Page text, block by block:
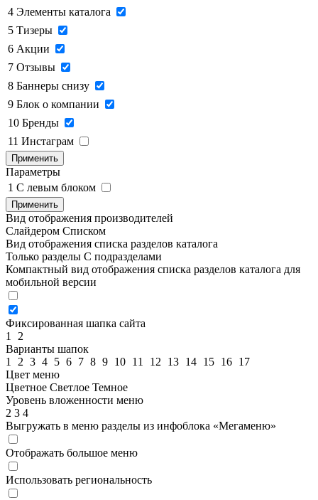
4 Элементы каталога
5 Тизеры
6 Акции
7 Отзывы
8 Баннеры снизу
9 Блок о компании
10 Бренды
11 Инстаграм
Применить
Параметры
1 C левым блоком
Применить
Вид отображения производителей
Слайдером Списком
Вид отображения списка разделов каталога
Только разделы С подразделами
Компактный вид отображения списка разделов каталога для
мобильной версии
Фиксированная шапка сайта
1
2
Варианты шапок
1
2 3 4 5 6 7 8 9 10 11 12 13 14 15 16 17
Цвет меню
Цветное Светлое Темное
Уровень вложенности меню
2 3 4
Выгружать в меню разделы из инфоблока «Мегаменю»
Отображать большое меню
Использовать региональность